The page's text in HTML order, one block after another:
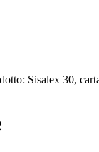
Sisalex 30,